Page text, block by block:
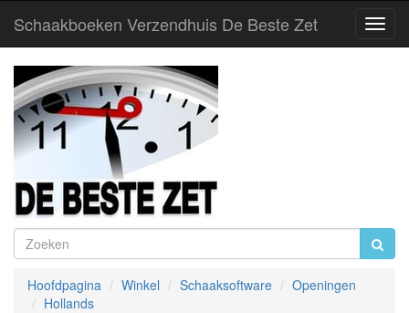
Schaakboeken Verzendhuis De Beste Zet
Hoofdpagina Winkel Schaaksoftware
Openingen
Hollands